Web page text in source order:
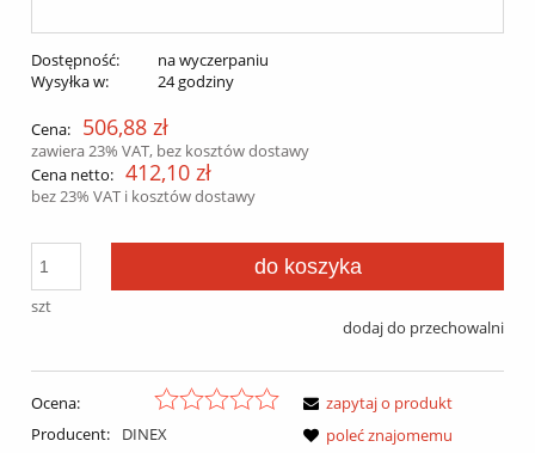
Dostępność:
na wyczerpaniu
Wysyłka w:
24 godziny
Cena: 506,88 zł
zawiera 23% VAT, bez kosztów dostawy
Cena netto: 412,10 zł
bez 23% VAT i kosztów dostawy
szt
do koszyka
dodaj do przechowalni
Ocena:
Producent:
DINEX
zapytaj o produkt
poleć znajomemu